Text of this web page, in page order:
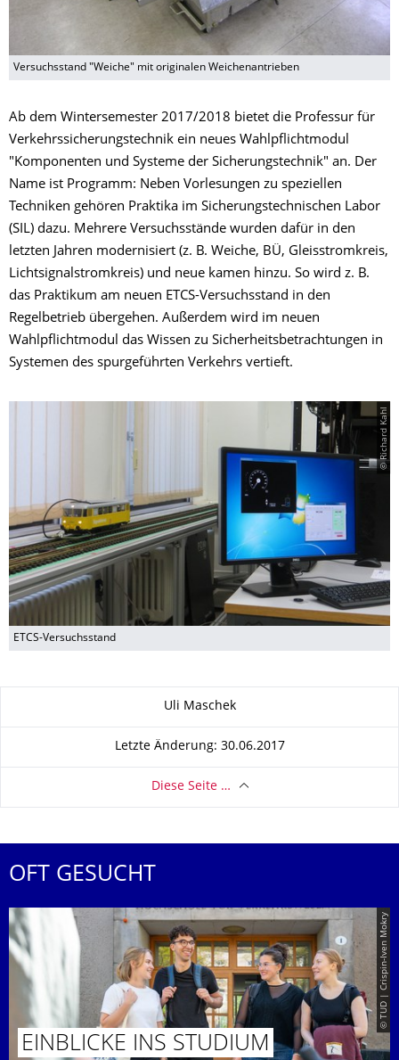
Versuchsstand "Weiche" mit originalen Weichenantrieben
Ab dem Wintersemester 2017/2018 bietet die Professur für
Verkehrssicherungstechnik ein neues Wahlpflichtmodul
"Komponenten und Systeme der Sicherungstechnik" an. Der
Name ist Programm: Neben Vorlesungen zu speziellen
Techniken gehören Praktika im Sicherungstechnischen Labor
(SIL) dazu. Mehrere Versuchsstände wurden dafür in den
letzten Jahren modernisiert (z. B. Weiche, BÜ, Gleisstromkreis,
Lichtsignalstromkreis) und neue kamen hinzu. So wird z. B.
das Praktikum am neuen ETCS-Versuchsstand in den
Regelbetrieb übergehen. Außerdem wird im neuen
Wahlpflichtmodul das Wissen zu Sicherheitsbetrachtungen in
Systemen des spurgeführten Verkehrs vertieft.
© Richard Kahl
ETCS-Versuchsstand
Uli Maschek
Letzte Änderung: 30.06.2017
Diese Seite …
OFT GESUCHT
© TUD | Crispin-Iven Mokry
EINBLICKE INS STUDIUM